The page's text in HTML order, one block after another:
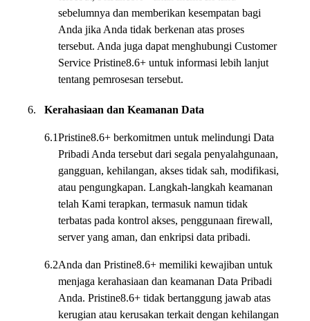
sebelumnya dan memberikan kesempatan bagi
Anda jika Anda tidak berkenan atas proses
tersebut. Anda juga dapat menghubungi Customer
Service Pristine8.6+ untuk informasi lebih lanjut
tentang pemrosesan tersebut.
6. Kerahasiaan dan Keamanan Data
6.1Pristine8.6+ berkomitmen untuk melindungi Data
Pribadi Anda tersebut dari segala penyalahgunaan,
gangguan, kehilangan, akses tidak sah, modifikasi,
atau pengungkapan. Langkah-langkah keamanan
telah Kami terapkan, termasuk namun tidak
terbatas pada kontrol akses, penggunaan firewall,
server yang aman, dan enkripsi data pribadi.
6.2Anda dan Pristine8.6+ memiliki kewajiban untuk
menjaga kerahasiaan dan keamanan Data Pribadi
Anda. Pristine8.6+ tidak bertanggung jawab atas
kerugian atau kerusakan terkait dengan kehilangan